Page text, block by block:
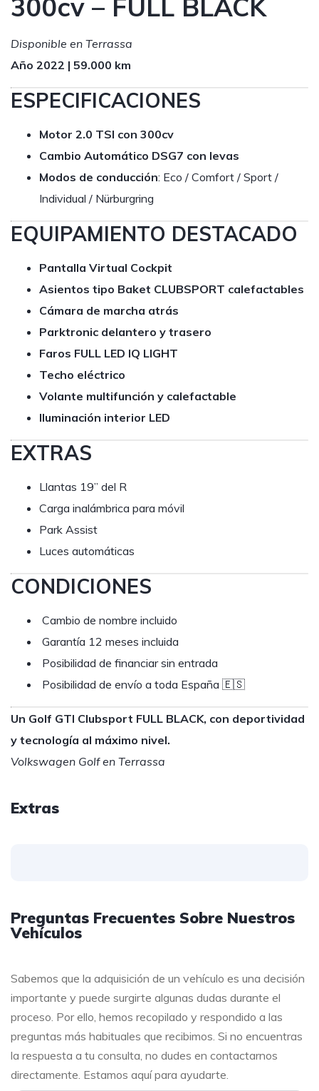
300cv – FULL BLACK
Disponible en Terrassa
Año 2022 | 59.000 km
ESPECIFICACIONES
Motor 2.0 TSI con 300cv
Cambio Automático DSG7 con levas
Modos de conducción: Eco / Comfort / Sport /
Individual / Nürburgring
EQUIPAMIENTO DESTACADO
Pantalla Virtual Cockpit
Asientos tipo Baket CLUBSPORT calefactables
Cámara de marcha atrás
Parktronic delantero y trasero
Faros FULL LED IQ LIGHT
Techo eléctrico
Volante multifunción y calefactable
Iluminación interior LED
EXTRAS
Llantas 19” del R
Carga inalámbrica para móvil
Park Assist
Luces automáticas
CONDICIONES
Cambio de nombre incluido
Garantía 12 meses incluida
Posibilidad de financiar sin entrada
Posibilidad de envío a toda España 🇪🇸
Un Golf GTI Clubsport FULL BLACK, con deportividad
y tecnología al máximo nivel.
Volkswagen Golf en Terrassa
Extras
Preguntas Frecuentes Sobre Nuestros
Vehículos
Sabemos que la adquisición de un vehículo es una decisión
importante y puede surgirte algunas dudas durante el
proceso. Por ello, hemos recopilado y respondido a las
preguntas más habituales que recibimos. Si no encuentras
la respuesta a tu consulta, no dudes en contactarnos
directamente. Estamos aquí para ayudarte.